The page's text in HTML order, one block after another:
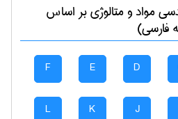
مواد و متالوژیبر اساس
فارسی)
D
E
F
J
K
L